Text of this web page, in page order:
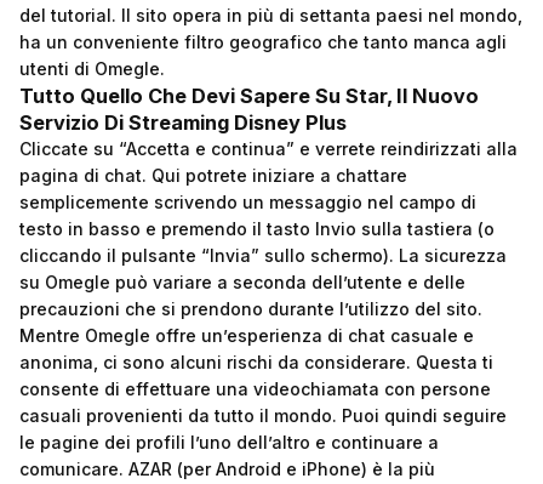
del tutorial. Il sito opera in più di settanta paesi nel mondo,
ha un conveniente filtro geografico che tanto manca agli
utenti di Omegle.
Tutto Quello Che Devi Sapere Su Star, Il Nuovo
Servizio Di Streaming Disney Plus
Cliccate su “Accetta e continua” e verrete reindirizzati alla
pagina di chat. Qui potrete iniziare a chattare
semplicemente scrivendo un messaggio nel campo di
testo in basso e premendo il tasto Invio sulla tastiera (o
cliccando il pulsante “Invia” sullo schermo). La sicurezza
su Omegle può variare a seconda dell’utente e delle
precauzioni che si prendono durante l’utilizzo del sito.
Mentre Omegle offre un’esperienza di chat casuale e
anonima, ci sono alcuni rischi da considerare. Questa ti
consente di effettuare una videochiamata con persone
casuali provenienti da tutto il mondo. Puoi quindi seguire
le pagine dei profili l’uno dell’altro e continuare a
comunicare. AZAR (per Android e iPhone) è la più